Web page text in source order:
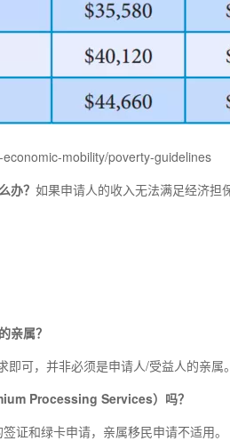
mobility/poverty-guidelines
办？如果申请人的收入无法满足经济担
亲属？
可，并非必须是申请人/受益人的亲属。
Processing Services） 吗？
证和绿卡申请，亲属移民申请不适用。